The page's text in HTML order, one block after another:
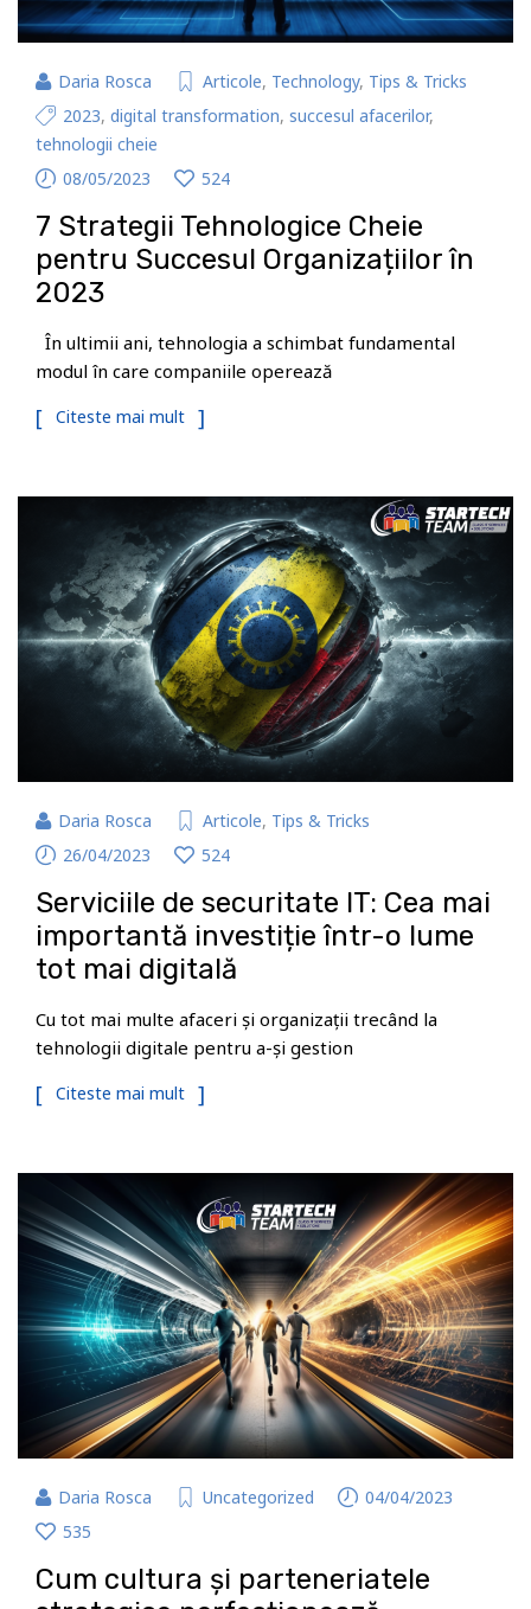
Daria Rosca Articole, Technology, Tips & Tricks
2023, digital transformation, succesul afacerilor,
tehnologii cheie
08/05/2023
524
7 Strategii Tehnologice Cheie
pentru Succesul Organizațiilor în
2023
În ultimii ani, tehnologia a schimbat fundamental
modul în care companiile operează
Citeste mai mult
Daria Rosca Articole, Tips & Tricks
26/04/2023
524
Serviciile de securitate IT: Cea mai
importantă investiție într-o lume
tot mai digitală
Cu tot mai multe afaceri și organizații trecând la
tehnologii digitale pentru a-și gestion
Citeste mai mult
Daria Rosca Uncategorized
04/04/2023
535
Cum cultura și parteneriatele